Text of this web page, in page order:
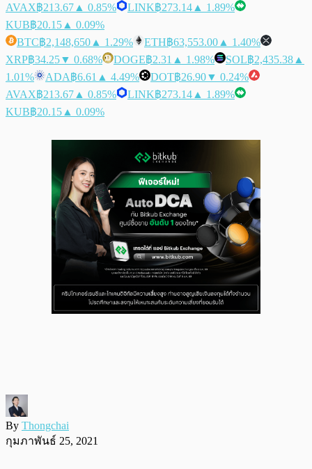
AVAX฿213.67 ▲ 0.85% LINK฿273.14 ▲ 1.89%
KUB฿20.15 ▲ 0.09%
BTC฿2,148,650 ▲ 1.29% ETH฿63,553.00 ▲ 1.40%
XRP฿34.25▼ 0.68% DOGE฿2.31 ▲ 1.98% SOL฿2,435.38 ▲
1.01%
ADA฿6.61 ▲ 4.49% DOT฿26.90▼ 0.24%
AVAX฿213.67 ▲ 0.85% LINK฿273.14 ▲ 1.89%
KUB฿20.15 ▲ 0.09%
By Thongchai
กุมภาพันธ์ 25, 2021